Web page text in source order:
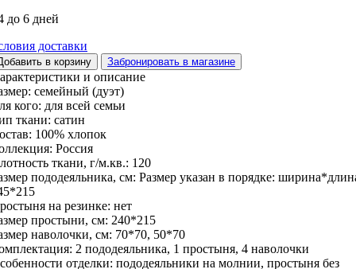
до 6 дней
доставки
в корзину Забронировать в магазине
и описание
семейный (дуэт)
кого: для всей семьи
ткани: сатин
100% хлопок
Россия
ткани, г/м.кв.: 120
пододеяльника, см: Размер указан в порядке:
на резинке: нет
простыни, см: 240*215
наволочки, см: 70*70, 50*70
2 пододеяльника, 1 простыня, 4 наволочки
отделки: пододеяльники на молнии, простыня без